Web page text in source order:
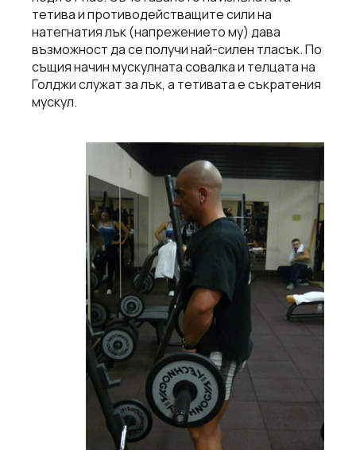
тетива и противодействащите сили на
натегнатия лък (напрежението му) дава
възможност да се получи най-силен тласък. По
същия начин мускулната совалка и телцата на
Голджи служат за лък, а тетивата е съкратения
мускул.